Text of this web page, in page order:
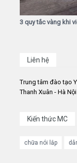
3 quy tắc vàng khi
Liên hệ
Trung tâm đào tạo
Thanh Xuân - Hà
Kiến thức MC
chữa nói lắp